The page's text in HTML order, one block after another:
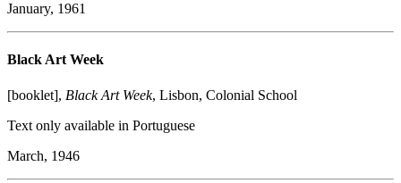
January, 1961
Black Art Week
[booklet], Black Art Week, Lisbon, Colonial School
Text only available in Portuguese
March, 1946